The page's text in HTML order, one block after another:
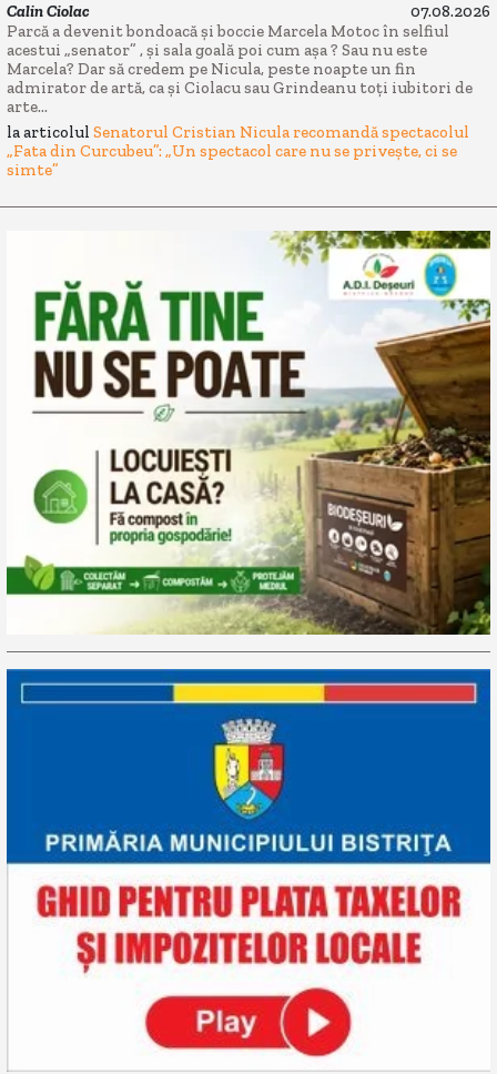
Calin Ciolac
07.08.2026
Parcă a devenit bondoacă și boccie Marcela Motoc în selfiul
acestui „senator” , și sala goală poi cum așa ? Sau nu este
Marcela? Dar să credem pe Nicula, peste noapte un fin
admirator de artă, ca și Ciolacu sau Grindeanu toți iubitori de
arte...
la articolul Senatorul Cristian Nicula recomandă spectacolul
„Fata din Curcubeu”: „Un spectacol care nu se privește, ci se
simte”